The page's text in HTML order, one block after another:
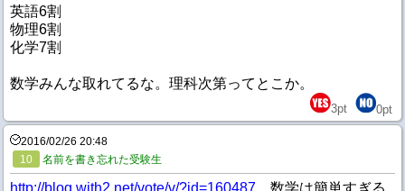
英語6割
物理6割
化学7割
数学みんな取れてるな。理科次第ってとこか。
3pt 0pt
2016/02/26 20:48
10
名前を書き忘れた受験生